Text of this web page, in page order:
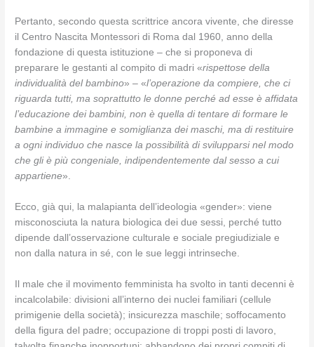
Pertanto, secondo questa scrittrice ancora vivente, che diresse
il Centro Nascita Montessori di Roma dal 1960, anno della
fondazione di questa istituzione – che si proponeva di
preparare le gestanti al compito di madri «rispettose della
individualità del bambino» – «l’operazione da compiere, che ci
riguarda tutti, ma soprattutto le donne perché ad esse è affidata
l’educazione dei bambini, non è quella di tentare di formare le
bambine a immagine e somiglianza dei maschi, ma di restituire
a ogni individuo che nasce la possibilità di svilupparsi nel modo
che gli è più congeniale, indipendentemente dal sesso a cui
appartiene».
Ecco, già qui, la malapianta dell’ideologia «gender»: viene
misconosciuta la natura biologica dei due sessi, perché tutto
dipende dall’osservazione culturale e sociale pregiudiziale e
non dalla natura in sé, con le sue leggi intrinseche.
Il male che il movimento femminista ha svolto in tanti decenni è
incalcolabile: divisioni all’interno dei nuclei familiari (cellule
primigenie della società); insicurezza maschile; soffocamento
della figura del padre; occupazione di troppi posti di lavoro,